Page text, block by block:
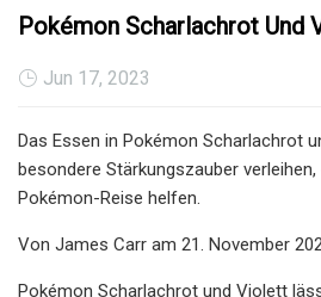
Pokémon Scharlachrot Und
Jun 17, 2023
Das Essen in Pokémon Scharlachrot
besondere Stärkungszauber
Pokémon-Reise helfen.
Von James Carr am 21. November
Pokémon Scharlachrot und Violett